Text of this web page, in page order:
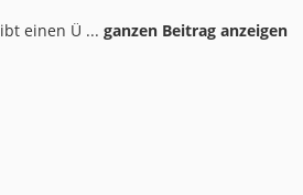
einen Ü ... ganzen Beitrag anzeigen